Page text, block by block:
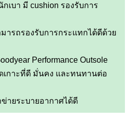
รถรองรับการกระแทกได้ดีด้วย
Performance Outsole
เกาะที่ดี มั่นคง และทนทานต่อ
ายระบายอากาศได้ดี